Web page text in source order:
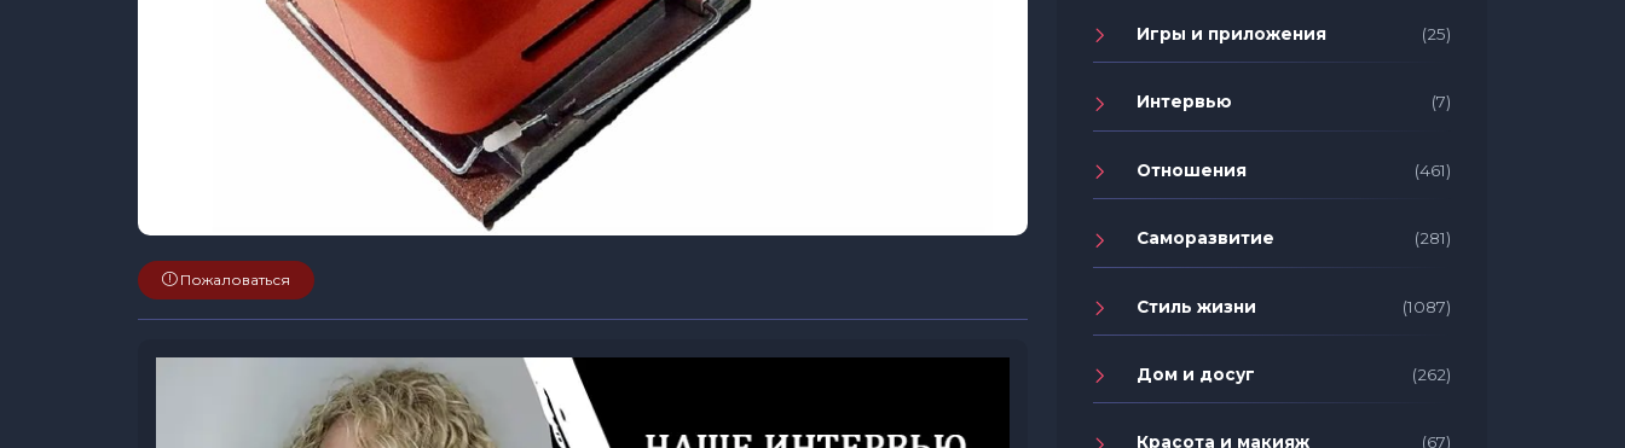
Пожаловаться
Игры и приложения (25)
Интервью (7)
Отношения (461)
Саморазвитие (281)
Стиль жизни (1087)
Дом и досуг (262)
Красота и макияж (67)